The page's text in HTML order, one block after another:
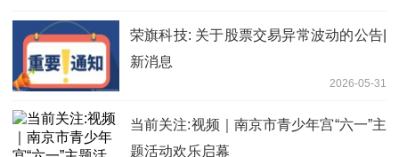
荣旗科技: 关于股票交易异常波动的公告|
新消息
2026-05-31
当前关注:视频｜南京市青少年宫“六一”主
题活动欢乐启幕